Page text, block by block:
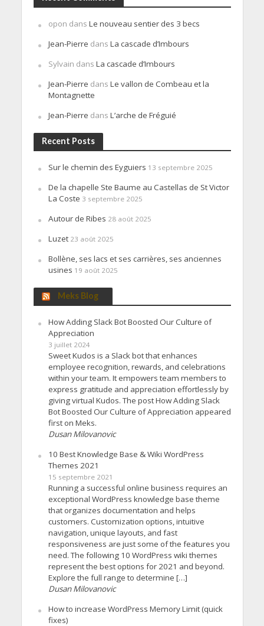
opon dans Le nouveau sentier des 3 becs
Jean-Pierre dans La cascade d’Imbours
Sylvain dans La cascade d’Imbours
Jean-Pierre dans Le vallon de Combeau et la
Montagnette
Jean-Pierre dans L’arche de Fréguié
Recent Posts
Sur le chemin des Eyguiers 13 septembre 2025
De la chapelle Ste Baume au Castellas de St Victor
La Coste 3 septembre 2025
Autour de Ribes 28 août 2025
Luzet 23 août 2025
Bollène, ses lacs et ses carrières, ses anciennes
usines 19 août 2025
Meks Blog
How Adding Slack Bot Boosted Our Culture of
Appreciation
3 juillet 2024
Sweet Kudos is a Slack bot that enhances
employee recognition, rewards, and celebrations
within your team. It empowers team members to
express gratitude and appreciation effortlessly by
giving virtual Kudos. The post How Adding Slack
Bot Boosted Our Culture of Appreciation appeared
first on Meks.
Dusan Milovanovic
10 Best Knowledge Base & Wiki WordPress
Themes 2021
15 septembre 2021
Running a successful online business requires an
exceptional WordPress knowledge base theme
that organizes documentation and helps
customers. Customization options, intuitive
navigation, unique layouts, and fast
responsiveness are just some of the features you
need. The following 10 WordPress wiki themes
represent the best options for 2021 and beyond.
Explore the full range to determine […]
Dusan Milovanovic
How to increase WordPress Memory Limit (quick
fixes)